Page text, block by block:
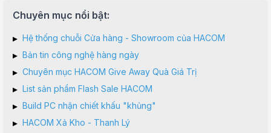
Chuyên mục nổi bật:
▸ Hệ thống chuỗi Cửa hàng - Showroom của HACOM
▸ Bản tin công nghệ hàng ngày
▸ Chuyên mục HACOM Give Away Quà Giá Trị
▸ List sản phẩm Flash Sale HACOM
▸ Build PC nhận chiết khấu "khủng"
▸ HACOM Xả Kho - Thanh Lý